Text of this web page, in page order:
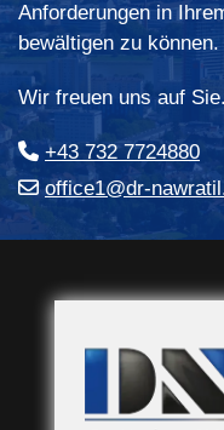
Anforderungen in
bewältigen zu können.
Wir freuen uns auf Sie.
 +43 732 7724880
 office1@dr-